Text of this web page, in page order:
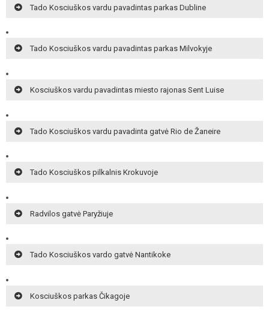
Tado Kosciuškos vardu pavadintas parkas Dubline
Tado Kosciuškos vardu pavadintas parkas Milvokyje
Kosciuškos vardu pavadintas miesto rajonas Sent Luise
Tado Kosciuškos vardu pavadinta gatvė Rio de Žaneire
Tado Kosciuškos pilkalnis Krokuvoje
Radvilos gatvė Paryžiuje
Tado Kosciuškos vardo gatvė Nantikoke
Kosciuškos parkas Čikagoje